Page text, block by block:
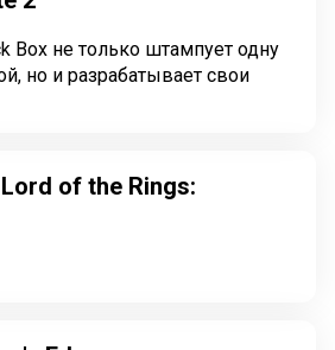
Box не только штампует одну
но и разрабатывает свои
of the Rings: